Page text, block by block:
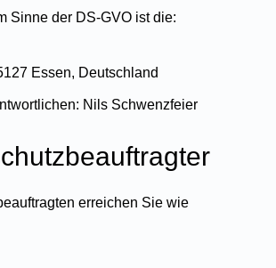
Sinne der DS-GVO ist die:
Essen, Deutschland
Nils Schwenzfeier
erreichen Sie wie